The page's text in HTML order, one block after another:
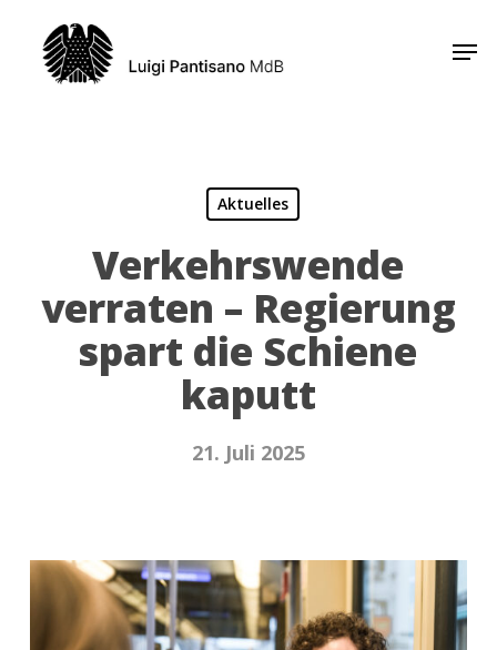
main
Aktuelles
Verkehrswende
verraten – Regierung
spart die Schiene
kaputt
21. Juli 2025
Close